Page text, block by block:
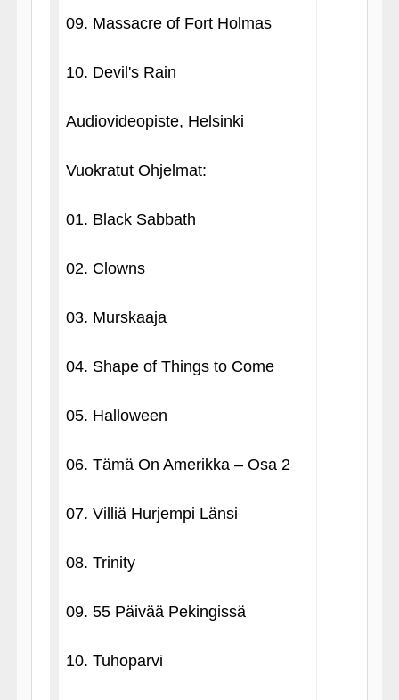
09. Massacre of Fort Holmas
10. Devil's Rain
Audiovideopiste, Helsinki
Vuokratut Ohjelmat:
01. Black Sabbath
02. Clowns
03. Murskaaja
04. Shape of Things to Come
05. Halloween
06. Tämä On Amerikka – Osa 2
07. Villiä Hurjempi Länsi
08. Trinity
09. 55 Päivää Pekingissä
10. Tuhoparvi